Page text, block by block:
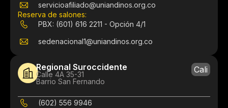
servicioafiliado@uniandinos.org.co
Reserva de salones:
PBX: (601) 616 2211 - Opción 4/1
sedenacional1@uniandinos.org.co
Regional Suroccidente
Calle 4A 35-31
Barrio San Fernando
Cali
(602) 556 9946